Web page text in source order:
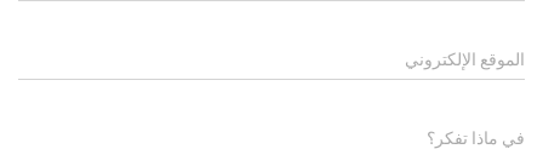
الموقع الإلكتروني
في ماذا تفكر؟